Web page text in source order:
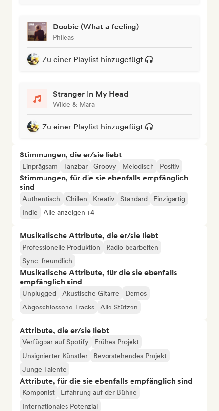
Doobie (What a feeling)
Phileas
Zu einer Playlist hinzugefügt
Stranger In My Head
Wilde & Mara
Zu einer Playlist hinzugefügt
Stimmungen, die er/sie liebt
Einprägsam Tanzbar Groovy Melodisch Positiv
Stimmungen, für die sie ebenfalls empfänglich
sind
Authentisch Chillen Kreativ Standard
Einzigartig
Indie
Alle anzeigen +4
Musikalische Attribute, die er/sie liebt
Professionelle Produktion
Radio bearbeiten
Sync-freundlich
Musikalische Attribute, für die sie ebenfalls
empfänglich sind
Unplugged Akustische Gitarre
Demos
Abgeschlossene Tracks
Alle Stützen
Attribute, die er/sie liebt
Verfügbar auf Spotify
Frühes Projekt
Unsignierter Künstler
Bevorstehendes Projekt
Junge Talente
Attribute, für die sie ebenfalls empfänglich sind
Komponist
Erfahrung auf der Bühne
Internationales Potenzial